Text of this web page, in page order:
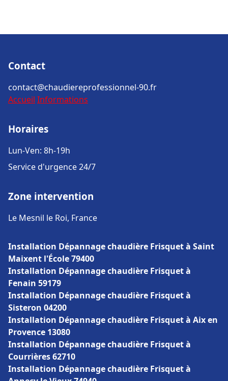
Contact
contact@chaudiereprofessionnel-90.fr
Accueil Informations
Horaires
Lun-Ven: 8h-19h
Service d'urgence 24/7
Zone intervention
Le Mesnil le Roi, France
Installation Dépannage chaudière Frisquet à Saint
Maixent l'École 79400
Installation Dépannage chaudière Frisquet à
Fenain 59179
Installation Dépannage chaudière Frisquet à
Sisteron 04200
Installation Dépannage chaudière Frisquet à Aix en
Provence 13080
Installation Dépannage chaudière Frisquet à
Courrières 62710
Installation Dépannage chaudière Frisquet à